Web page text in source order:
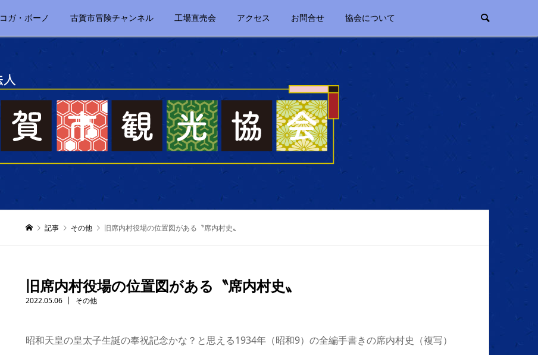
コガ・ボーノ 古賀市冒険チャンネル 工場直売会 アクセス お問合せ 協会について
記事 その他 旧席内村役場の位置図がある〝席内村史〟
旧席内村役場の位置図がある〝席内村史〟
2022.05.06 その他
昭和天皇の皇太子生誕の奉祝記念かな？と思える1934年（昭和9）の全編手書きの席内村史（複写）